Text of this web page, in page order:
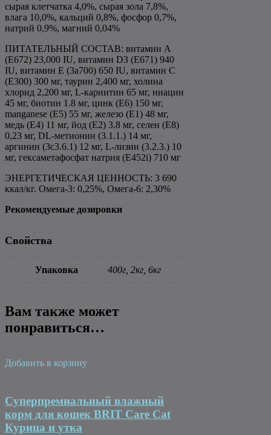
сырая клетчатка 4,0%, сырая зола 7,8%,
влага 10,0%, кальций 0,8%, фосфор 0,7%,
натрий 0,9%, магний 0,04%
ПИТАТЕЛЬНЫЙ СОСТАВ: витамин A
(E672) 23,000 IU, витамин D3 (E671) 940
IU, витамин E (3a700) 650 IU, витамин C
(E300) 300 мг, таурин 2,400 мг, холина
хлорид 2,200 мг, L-карнитин 65 мг, ниацин
45 мг, биотин 1.8 мг, цинк (E6) 150 мг,
manganese (E5) 55 мг, железо (E1) 48 мг,
медь (E4) 11 мг, йод (E2) 3.8 мг, селен (E8)
0,23 мг, DL-метионин (3.1.1.) 14 мг,
аргинин (3c3.6.1) 12 мг, L-лизин (3.2.3.) 10
мг, гексаметафосфат натрия (E452i) 710 мг
ЭНЕРГЕТИЧЕСКАЯ ЦЕННОСТЬ: 3 690
ккал/кг. Омега-3: 0,25%, Омега-6: 2,30%
Рекомендуемые дозировки
Свойства
Упаковка 400г, 2кг, 6кг
Вам также может
понравиться…
Добавить в корзину
Суперпремиальный влажный
корм для кошек BRIT Care Cat
Курица и утка